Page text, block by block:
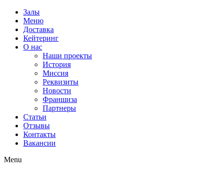
Залы
Меню
Доставка
Кейтеринг
О нас
Наши проекты
История
Миссия
Реквизиты
Новости
Франшиза
Партнеры
Статьи
Отзывы
Контакты
Вакансии
Menu